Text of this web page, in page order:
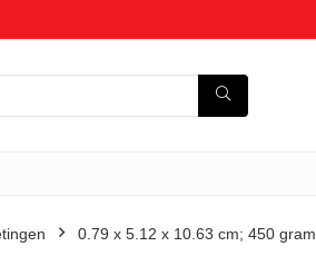
‎0.79 x 5.12 x 10.63 cm; 450 gram